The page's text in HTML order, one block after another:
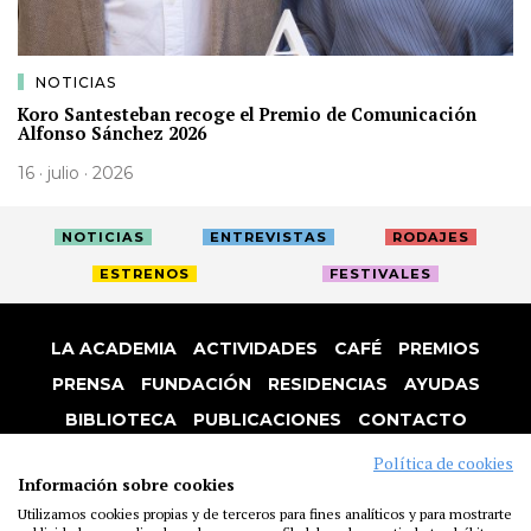
NOTICIAS
Koro Santesteban recoge el Premio de Comunicación
Alfonso Sánchez 2026
16 · julio · 2026
NOTICIAS ENTREVISTAS RODAJES
ESTRENOS FESTIVALES
LA ACADEMIA ACTIVIDADES CAFÉ
PREMIOS
PRENSA
FUNDACIÓN RESIDENCIAS
AYUDAS
BIBLIOTECA
PUBLICACIONES
CONTACTO
COOKIES
Política de cookies
Información sobre cookies
Utilizamos cookies propias y de terceros para fines analíticos y para mostrarte